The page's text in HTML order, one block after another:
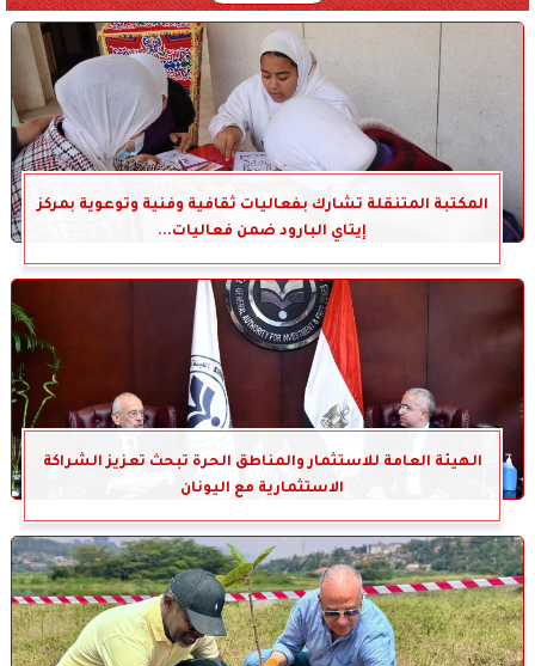
المكتبة المتنقلة تشارك بفعاليات ثقافية وفنية وتوعوية بمركز
إيتاي البارود ضمن فعاليات...
الهيئة العامة للاستثمار والمناطق الحرة تبحث تعزيز الشراكة
الاستثمارية مع اليونان